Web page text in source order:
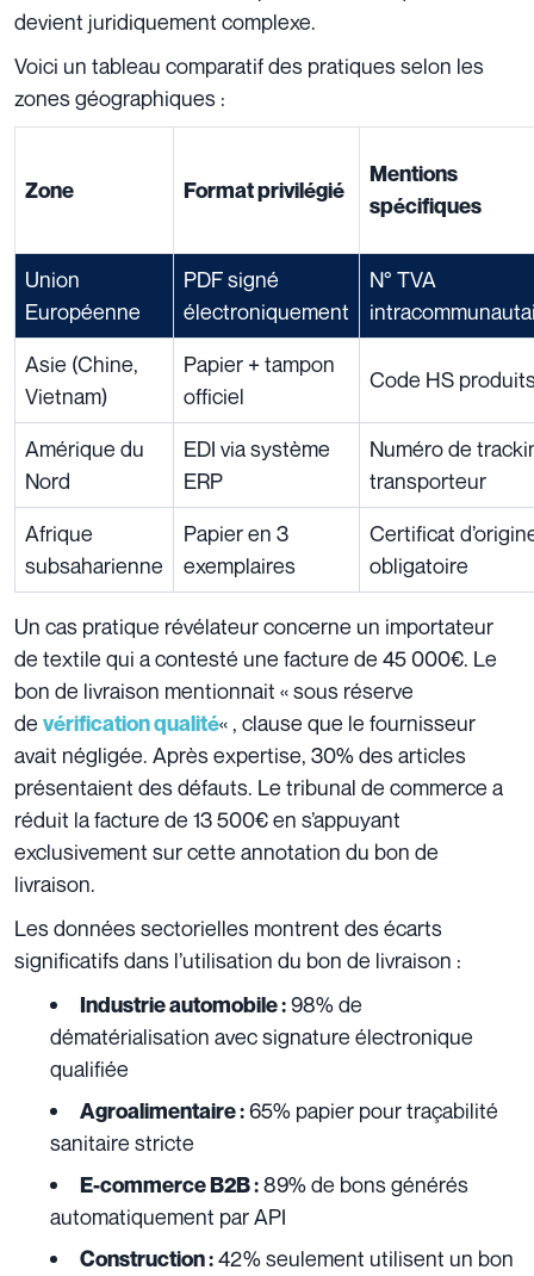
devient juridiquement complexe.
Voici un tableau comparatif des pratiques selon les
zones géographiques :
Zone Format privilégié
Mentions
spécifiques
Union
Européenne
PDF signé
électroniquement
N° TVA
Asie (Chine,
Vietnam)
Papier + tampon
officiel
Code HS
Amérique du
Nord
EDI via système
ERP
Numéro de
transporteur
Afrique
subsaharienne
Papier en 3
exemplaires
Certificat
obligatoire
Un cas pratique révélateur concerne un importateur
de textile qui a contesté une facture de 45 000€. Le
bon de livraison mentionnait « sous réserve
de vérification qualité« , clause que le fournisseur
avait négligée. Après expertise, 30% des articles
présentaient des défauts. Le tribunal de commerce a
réduit la facture de 13 500€ en s’appuyant
exclusivement sur cette annotation du bon de
livraison.
Les données sectorielles montrent des écarts
significatifs dans l’utilisation du bon de livraison :
Industrie automobile :98% de
dématérialisation avec signature électronique
qualifiée
Agroalimentaire :65% papier pour traçabilité
sanitaire stricte
E-commerce B2B :89% de bons générés
automatiquement par API
Construction :42% seulement utilisent un bon